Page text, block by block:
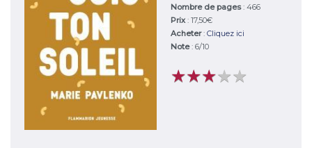
Nombre de pages: 466
Prix: 17,50€
Acheter: Cliquez ici
Note: 6/10
★★★★★
★★★★★